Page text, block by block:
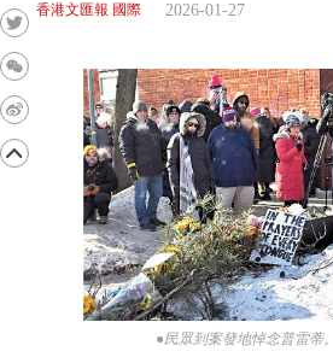
香港文匯報 國際 2026-01-27
●民眾到案發地悼念普雷蒂